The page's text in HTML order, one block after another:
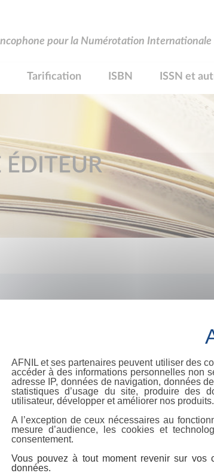
pour la Numérotation Internationale
Tarification ISBN ISSN et
ÉDITEUR
AFNIL et ses partenaires peuvent utiliser des
accéder à des informations personnelles non
adresse IP, données de navigation, données
statistiques d’usage du site, produire des
utilisateur, développer et améliorer nos produits.
A l’exception de ceux nécessaires au
mesure d’audience, les cookies et
consentement.
Vous pouvez à tout moment revenir sur
données.